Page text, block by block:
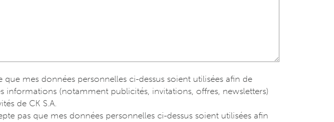
que mes données personnelles ci-dessus soient utilisées afin de
informations (notamment publicités, invitations, offres, newsletters)
de CK S.A.
pas que mes données personnelles ci-dessus soient utilisées afin